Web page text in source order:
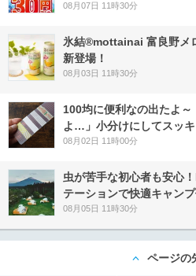
08月07日 11時30分
氷結®mottainai 富良野メ
新登場！
08月03日 11時30分
100均に便利なの出たよ
よ…」小分けにしてスッ
08月02日 11時00分
虫が苦手な初心者も安心
テーションで快適キャン
08月05日 11時30分
ページの